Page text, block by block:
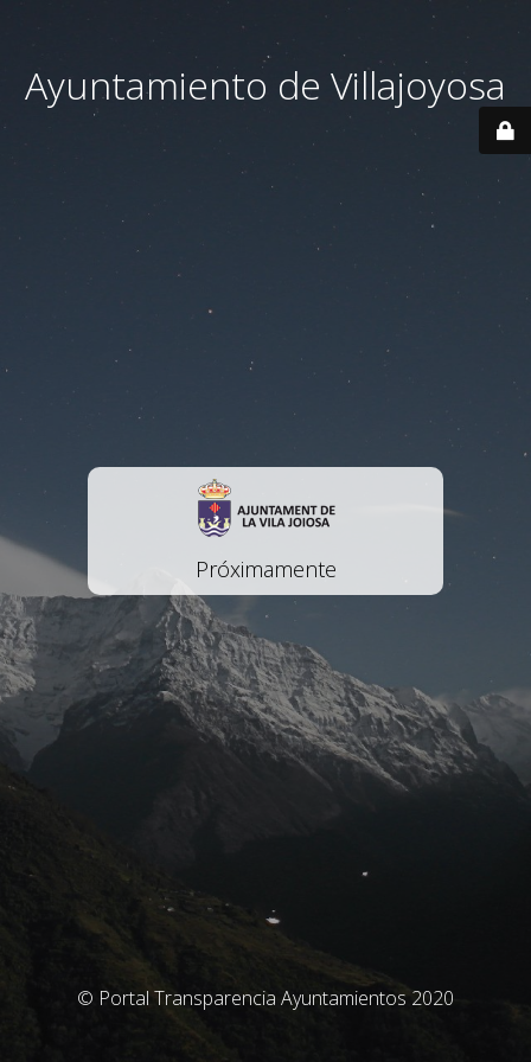
Ayuntamiento de Villajoyosa
Próximamente
© Portal Transparencia Ayuntamientos 2020